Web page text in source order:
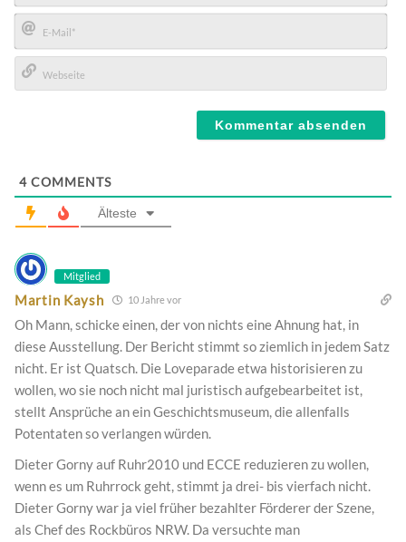
Name*
E-
Mail*
4 COMMENTS
Älteste
Mitglied
Martin Kaysh 10 Jahre vor
Oh Mann, schicke einen, der von nichts eine Ahnung hat, in
diese Ausstellung. Der Bericht stimmt so ziemlich in jedem Satz
nicht. Er ist Quatsch. Die Loveparade etwa historisieren zu
wollen, wo sie noch nicht mal juristisch aufgebearbeitet ist,
stellt Ansprüche an ein Geschichtsmuseum, die allenfalls
Potentaten so verlangen würden.
Dieter Gorny auf Ruhr2010 und ECCE reduzieren zu wollen,
wenn es um Ruhrrock geht, stimmt ja drei- bis vierfach nicht.
Dieter Gorny war ja viel früher bezahlter Förderer der Szene,
als Chef des Rockbüros NRW. Da versuchte man